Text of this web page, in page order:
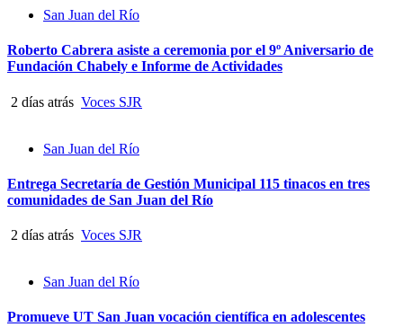
San Juan del Río
Roberto Cabrera asiste a ceremonia por el 9º Aniversario de
Fundación Chabely e Informe de Actividades
2 días atrás Voces SJR
San Juan del Río
Entrega Secretaría de Gestión Municipal 115 tinacos en tres
comunidades de San Juan del Río
2 días atrás Voces SJR
San Juan del Río
Promueve UT San Juan vocación científica en adolescentes